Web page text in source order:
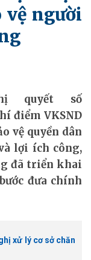
vệ người
quyết số
điểm VKSND
vệ quyền dân
lợi ích công,
đã triển khai
đưa chính
xử lý cơ sở chăn